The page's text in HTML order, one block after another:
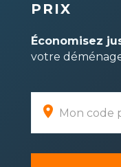
PRIX
Économisez
votre